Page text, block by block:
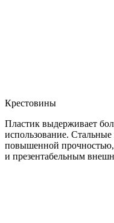
Крестовины
Пластик выдерживает
использование.
повышенной
и презентабельным